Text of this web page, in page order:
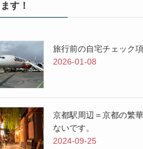
ます！
旅行前の自宅チェック
2026-01-08
京都駅周辺＝京都の繁
ないです。
2024-09-25